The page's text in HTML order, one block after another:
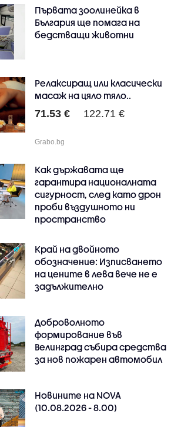
Първата зоолинейка в
България ще помага на
бедстващи животни
Релаксиращ или класически
масаж на цяло тяло..
71.53 € 122.71 €
Grabo.bg
Как държавата ще
гарантира националната
сигурност, след като дрон
проби въздушното ни
пространство
Край на двойното
обозначение: Изписването
на цените в лева вече не е
задължително
Доброволното
формирование във
Велинград събира средства
за нов пожарен автомобил
Новините на NOVA
(10.08.2026 - 8.00)